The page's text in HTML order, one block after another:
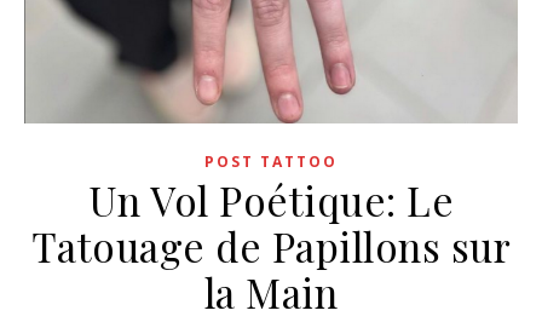
POST TATTOO
Un Vol Poétique: Le
Tatouage de Papillons sur
la Main